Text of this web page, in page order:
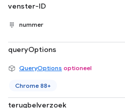
venster-ID
nummer
queryOptions
QueryOptions optioneel
Chrome 88+
terugbelverzoek